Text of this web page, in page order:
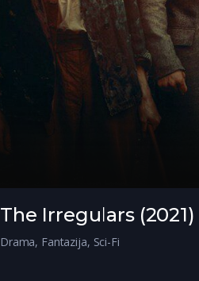
The Irregulars (2021)
Drama, Fantazija, Sci-Fi